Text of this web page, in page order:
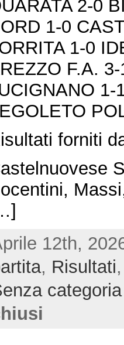
2-0
1-0
1-0
F.A.
1-
forniti
12th,
, Risultati
categoria